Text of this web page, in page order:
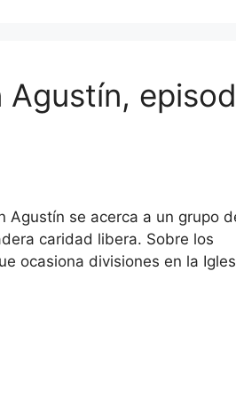
Agustín,
Agustín se acerca a un grupo
caridad libera. Sobre los
ocasiona divisiones en la